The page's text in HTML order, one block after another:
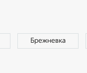
Брежневка